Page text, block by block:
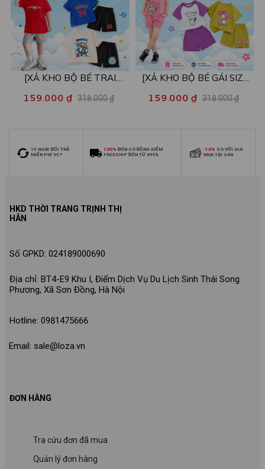
[XẢ KHO BỘ BÉ TRAI
nhiều mẫu - Quần áo bé trai
159.000 ₫ 318.000 ₫
[XẢ KHO BỘ BÉ GÁI SIZE
mẫu - Quần áo bé gái từ 26-
159.000 ₫ 318.000 ₫
15 NGÀY ĐỔI TRẢ
MIỄN PHÍ VC*
100% ĐƠN CÓ ĐỒNG KIỂM
FREESHIP ĐƠN TỪ 495k
-10% SO VỚI GIÁ
MUA TẠI SÀN
HKD THỜI TRANG TRỊNH THỊ
HÂN
Số GPKD: 024189000690
Địa chỉ: BT4-E9 Khu I, Điểm Dịch Vụ Du Lịch Sinh Thái Song
Phương, Xã Sơn Đồng, Hà Nội
Hotline: 0981475666
Email: sale@loza.vn
ĐƠN HÀNG
Tra cứu đơn đã mua
Quản lý đơn hàng